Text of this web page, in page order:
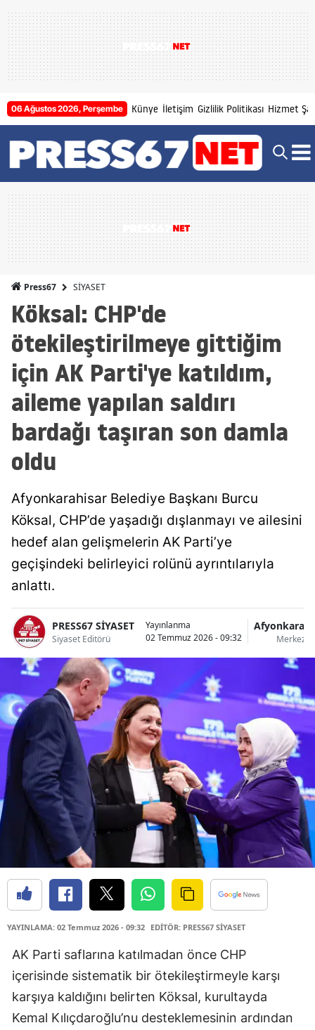
06 Ağustos 2026, Perşembe Künye İletişim Gizlilik Politikası Hizmet
Press67 SİYASET
Köksal: CHP'de
ötekileştirilmeye gittiğim
için AK Parti'ye katıldım,
aileme yapılan saldırı
bardağı taşıran son damla
oldu
Afyonkarahisar Belediye Başkanı Burcu
Köksal, CHP’de yaşadığı dışlanmayı ve ailesini
hedef alan gelişmelerin AK Parti’ye
geçişindeki belirleyici rolünü ayrıntılarıyla
anlattı.
PRESS67 SİYASET
Siyaset Editörü
Yayınlanma
02 Temmuz 2026 - 09:32
Merkez
YAYINLAMA: 02 Temmuz 2026 - 09:32 EDİTÖR: PRESS67 SİYASET
AK Parti saflarına katılmadan önce CHP
içerisinde sistematik bir ötekileştirmeyle karşı
karşıya kaldığını belirten Köksal, kurultayda
Kemal Kılıçdaroğlu’nu desteklemesinin ardından